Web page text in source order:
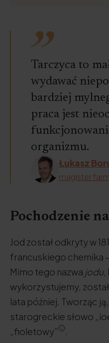
Tarczyca to
wydawać
bardziej
praca jest
organizmu.
Łukasz
magister
Pochodzenie
Jod został odkryty w
francuskiego chemika
Mimo tego nazwa jodu,
wykorzystujemy,
lata później. Tworząc
starogreckie słowo
„fioletowy”
.